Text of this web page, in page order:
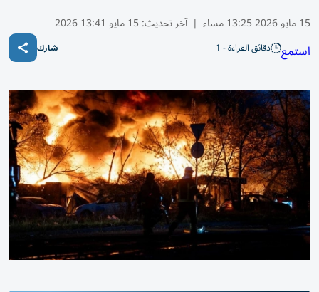
15 مايو 2026 13:25 مساء | آخر تحديث:15 مايو 13:41 2026
استمع دقائق القراءة - 1 شارك